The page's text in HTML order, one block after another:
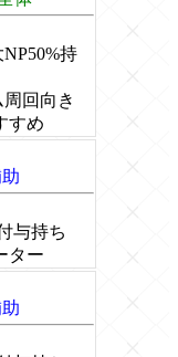
持
回向き
すめ
与持ち
ター